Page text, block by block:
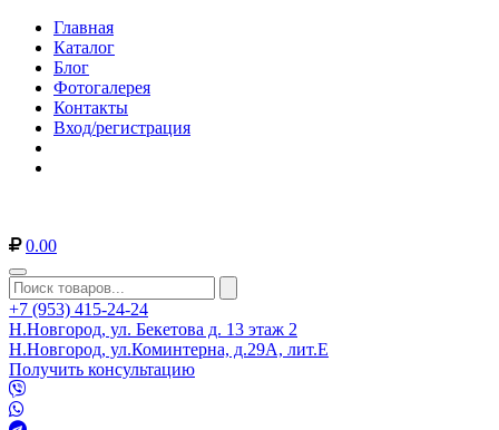
Главная
Каталог
Блог
Фотогалерея
Контакты
Вход/регистрация
0.00
+7 (953) 415-24-24
Н.Новгород, ул. Бекетова д. 13 этаж 2
Н.Новгород, ул.Коминтерна, д.29А, лит.Е
Получить консультацию